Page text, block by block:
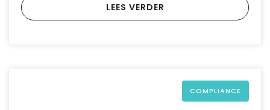
LEES VERDER
COMPLIANCE